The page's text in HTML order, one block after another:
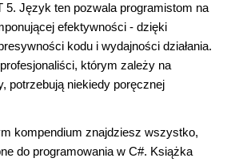
5. Język ten pozwala programistom na
efektywności - dzięki
kodu i wydajności działania.
którym zależy na
potrzebują niekiedy poręcznej
kompendium znajdziesz wszystko,
do programowania w C#. Książka